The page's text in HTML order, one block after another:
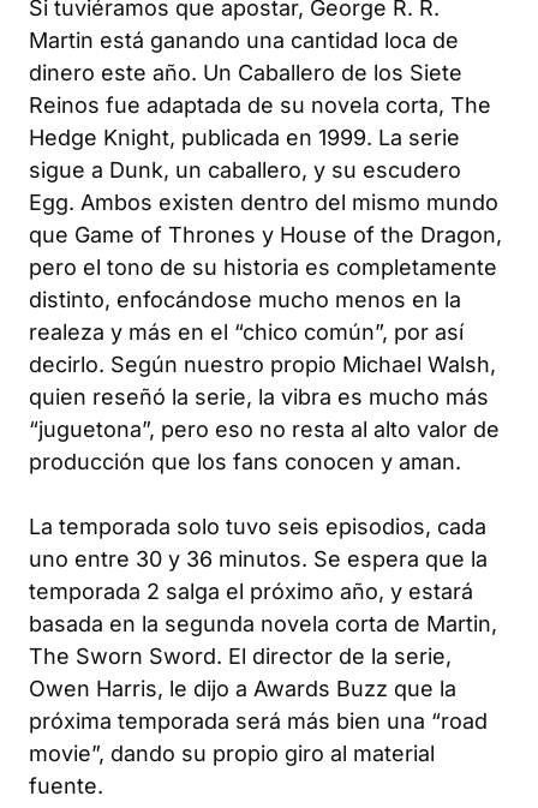
Si tuviéramos que apostar, George R. R.
Martin está ganando una cantidad loca de
dinero este año. Un Caballero de los Siete
Reinos fue adaptada de su novela corta, The
Hedge Knight, publicada en 1999. La serie
sigue a Dunk, un caballero, y su escudero
Egg. Ambos existen dentro del mismo mundo
que Game of Thrones y House of the Dragon,
pero el tono de su historia es completamente
distinto, enfocándose mucho menos en la
realeza y más en el “chico común”, por así
decirlo. Según nuestro propio Michael Walsh,
quien reseñó la serie, la vibra es mucho más
“juguetona”, pero eso no resta al alto valor de
producción que los fans conocen y aman.
La temporada solo tuvo seis episodios, cada
uno entre 30 y 36 minutos. Se espera que la
temporada 2 salga el próximo año, y estará
basada en la segunda novela corta de Martin,
The Sworn Sword. El director de la serie,
Owen Harris, le dijo a Awards Buzz que la
próxima temporada será más bien una “road
movie”, dando su propio giro al material
fuente.